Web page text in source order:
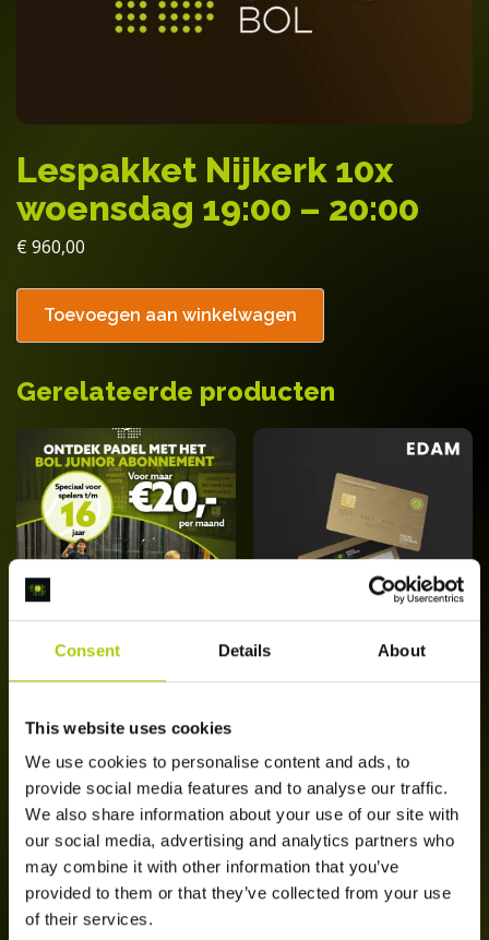
Consent Details About
This website uses cookies
We use cookies to personalise content and ads, to
provide social media features and to analyse our traffic.
We also share information about your use of our site with
our social media, advertising and analytics partners who
may combine it with other information that you’ve
provided to them or that they’ve collected from your use
of their services.
Lespakket Nijkerk 10x
woensdag 19:00 – 20:00
€ 960,00
Toevoegen aan winkelwagen
Gerelateerde producten
Bol Juniors
20,00 / maand
Opties
selecteren
Dit
product
heeft
meerdere
variaties.
Deze
Bol Daluren
Schrijf je nu in